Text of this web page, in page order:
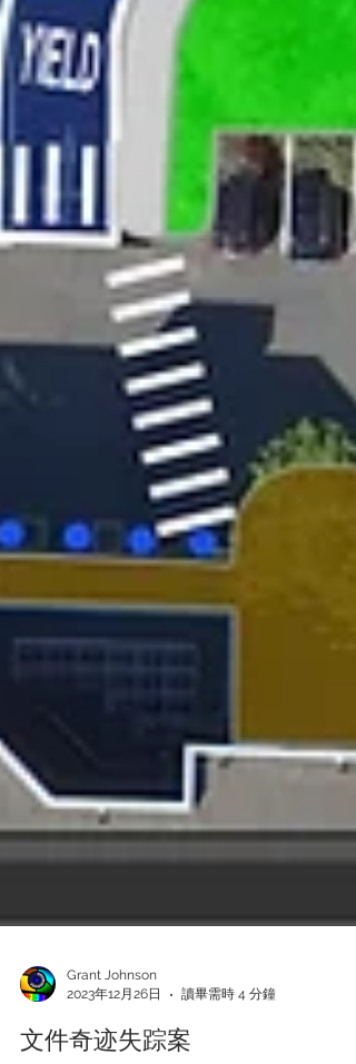
2023年12月26日
讀畢需時 4 分鐘